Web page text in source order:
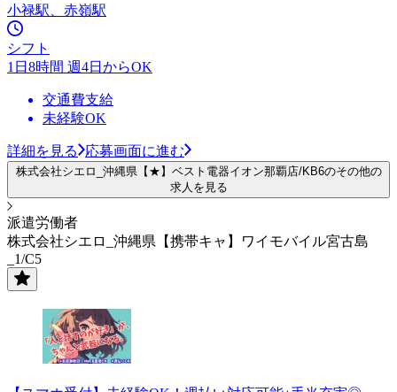
小禄駅、赤嶺駅
シフト
1日8時間 週4日からOK
交通費支給
未経験OK
詳細を見る 応募画面に進む
株式会社シエロ_沖縄県【★】ベスト電器イオン那覇店/KB6のその他の
求人を見る
派遣労働者
株式会社シエロ_沖縄県【携帯キャ】ワイモバイル宮古島
_1/C5